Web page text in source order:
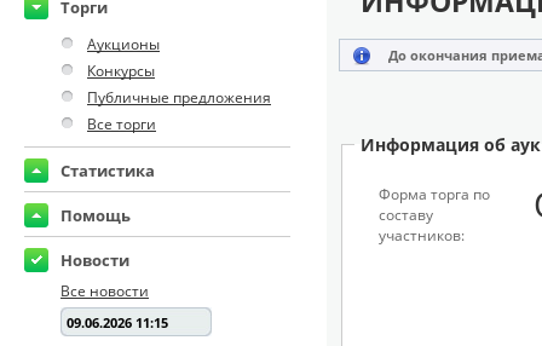
Торги
Аукционы
Конкурсы
Публичные предложения
Все торги
Статистика
Помощь
Новости
Все новости
09.06.2026 11:15
До окончания
Информация об
Форма торга по
составу
участников: